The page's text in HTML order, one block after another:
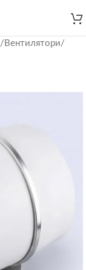
/ Вентилятори/